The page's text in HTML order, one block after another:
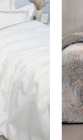
16,279₽